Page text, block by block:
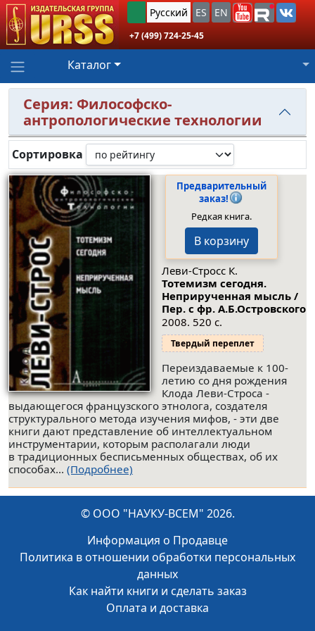
Русский ES EN
+7 (499) 724-25-45
Каталог
Серия: Философско-
антропологические технологии
Сортировка
Предварительный
заказ!
Редкая книга.
В корзину
Леви-Стросс К.
Тотемизм сегодня.
Неприрученная мысль /
Пер. с фр. А.Б.Островского
2008. 520 с.
Твердый переплет
Переиздаваемые к 100-
летию со дня рождения
Клода Леви-Строса -
выдающегося французского этнолога, создателя
структурального метода изучения мифов, - эти две
книги дают представление об интеллектуальном
инструментарии, которым располагали люди
в традиционных бесписьменных обществах, об их
способах... (Подробнее)
© ООО "НАУКУ-ВСЕМ" 2026.
Информация о Продавце
Политика в отношении обработки персональных
данных
Как найти книги и сделать заказ
Оплата и доставка